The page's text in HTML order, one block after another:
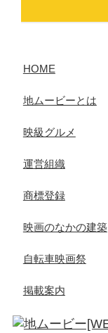
HOME
地ムービーとは
映級グルメ
運営組織
商標登録
映画のなかの建築
自転車映画祭
掲載案内